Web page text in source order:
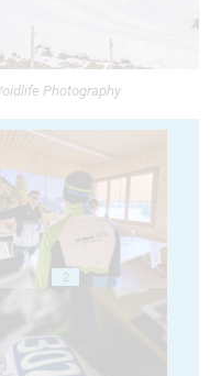
Photography
2